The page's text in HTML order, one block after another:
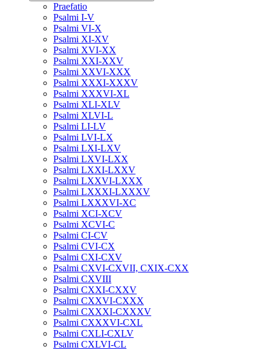
Praefatio
Psalmi I-V
Psalmi VI-X
Psalmi XI-XV
Psalmi XVI-XX
Psalmi XXI-XXV
Psalmi XXVI-XXX
Psalmi XXXI-XXXV
Psalmi XXXVI-XL
Psalmi XLI-XLV
Psalmi XLVI-L
Psalmi LI-LV
Psalmi LVI-LX
Psalmi LXI-LXV
Psalmi LXVI-LXX
Psalmi LXXI-LXXV
Psalmi LXXVI-LXXX
Psalmi LXXXI-LXXXV
Psalmi LXXXVI-XC
Psalmi XCI-XCV
Psalmi XCVI-C
Psalmi CI-CV
Psalmi CVI-CX
Psalmi CXI-CXV
Psalmi CXVI-CXVII, CXIX-CXX
Psalmi CXVIII
Psalmi CXXI-CXXV
Psalmi CXXVI-CXXX
Psalmi CXXXI-CXXXV
Psalmi CXXXVI-CXL
Psalmi CXLI-CXLV
Psalmi CXLVI-CL